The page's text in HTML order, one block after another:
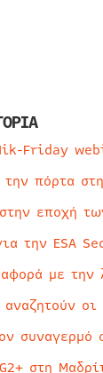
Friday
πόρτα
εποχή
την ESA
με
οι
στη